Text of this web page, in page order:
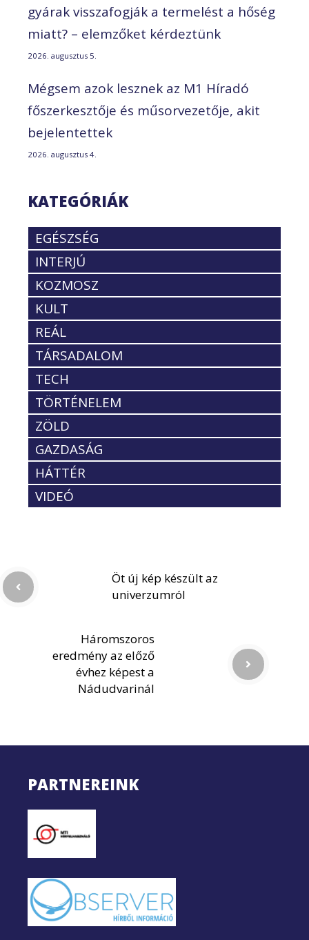
gyárak visszafogják a termelést a hőség
miatt? – elemzőket kérdeztünk
2026. augusztus 5.
Mégsem azok lesznek az M1 Híradó
főszerkesztője és műsorvezetője, akit
bejelentettek
2026. augusztus 4.
KATEGÓRIÁK
EGÉSZSÉG
INTERJÚ
KOZMOSZ
KULT
REÁL
TÁRSADALOM
TECH
TÖRTÉNELEM
ZÖLD
GAZDASÁG
HÁTTÉR
VIDEÓ
Öt új kép készült az
univerzumról
Háromszoros
eredmény az előző
évhez képest a
Nádudvarinál
PARTNEREINK